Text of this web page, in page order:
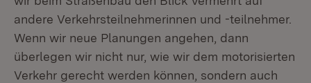
andere Verkehrsteilnehmerinnen und -teilnehmer.
Wenn wir neue Planungen angehen, dann
überlegen wir nicht nur, wie wir dem motorisierten
Verkehr gerecht werden können, sondern auch